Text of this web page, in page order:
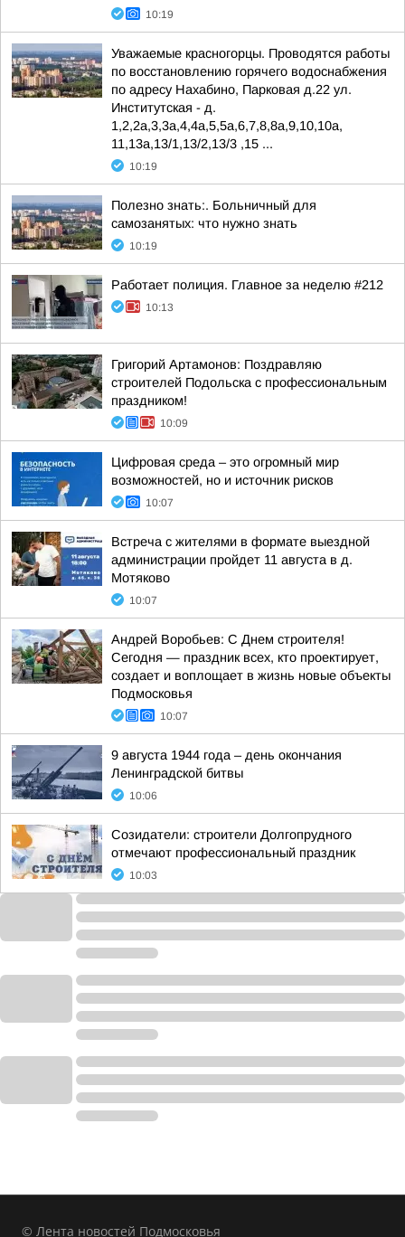
10:19
Уважаемые красногорцы. Проводятся работы
по восстановлению горячего водоснабжения
по адресу Нахабино, Парковая д.22 ул.
Институтская - д.
1,2,2а,3,3а,4,4а,5,5а,6,7,8,8а,9,10,10а,
11,13а,13/1,13/2,13/3 ,15 ...
10:19
Полезно знать:. Больничный для
самозанятых: что нужно знать
10:19
Работает полиция. Главное за неделю #212
10:13
Григорий Артамонов: Поздравляю
строителей Подольска с профессиональным
праздником!
10:09
Цифровая среда – это огромный мир
возможностей, но и источник рисков
10:07
Встреча с жителями в формате выездной
администрации пройдет 11 августа в д.
Мотяково
10:07
Андрей Воробьев: С Днем строителя!
Сегодня — праздник всех, кто проектирует,
создает и воплощает в жизнь новые объекты
Подмосковья
10:07
9 августа 1944 года – день окончания
Ленинградской битвы
10:06
Созидатели: строители Долгопрудного
отмечают профессиональный праздник
10:03
© Лента новостей Подмосковья